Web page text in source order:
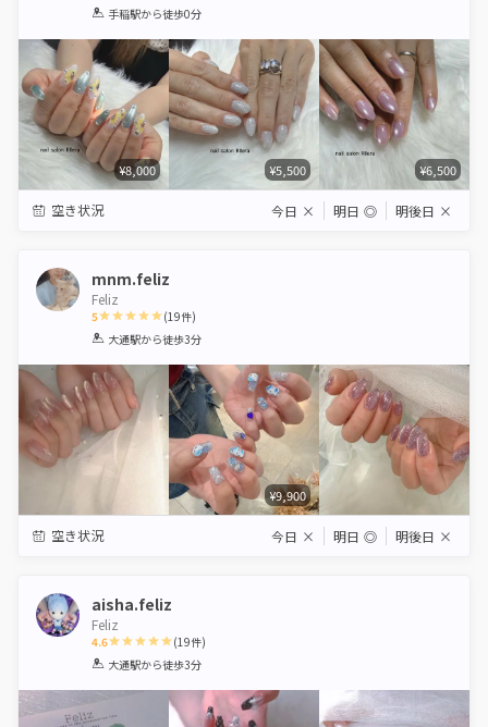
1 2 3 4 5
手稲駅から徒歩0分
¥8,000 ¥5,500 ¥6,500
空き状況 今日 × 明日 ◎ 明後日 ×
mnm.feliz
Feliz
5
1 2 3 4 5
(19件)
大通駅から徒歩3分
¥9,900
空き状況 今日 × 明日 ◎ 明後日 ×
aisha.feliz
Feliz
4.6
1 2 3 4 5
(19件)
大通駅から徒歩3分